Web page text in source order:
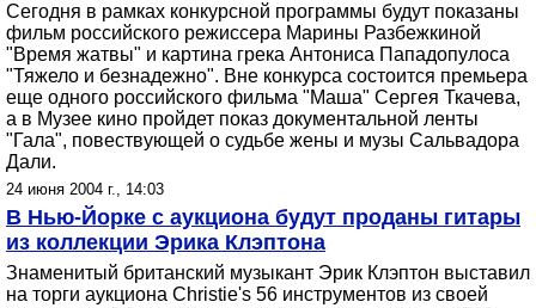
Сегодня в рамках конкурсной программы будут показаны
фильм российского режиссера Марины Разбежкиной
"Время жатвы" и картина грека Антониса Пападопулоса
"Тяжело и безнадежно". Вне конкурса состоится премьера
еще одного российского фильма "Маша" Сергея Ткачева,
а в Музее кино пройдет показ документальной ленты
"Гала", повествующей о судьбе жены и музы Сальвадора
Дали.
24 июня 2004 г., 14:03
В Нью-Йорке с аукциона будут проданы гитары
из коллекции Эрика Клэптона
Знаменитый британский музыкант Эрик Клэптон выставил
на торги аукциона Christie's 56 инструментов из своей